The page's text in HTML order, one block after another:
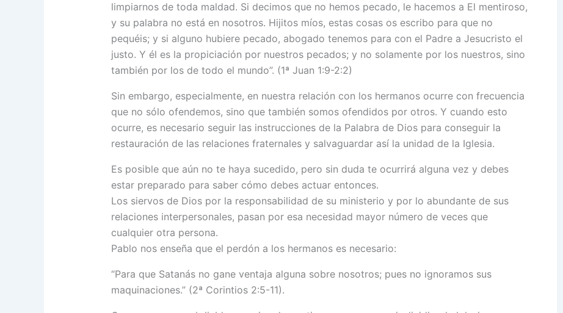
limpiarnos de toda maldad. Si decimos que no hemos pecado, le hacemos a El mentiroso,
y su palabra no está en nosotros. Hijitos míos, estas cosas os escribo para que no
pequéis; y si alguno hubiere pecado, abogado tenemos para con el Padre a Jesucristo el
justo. Y él es la propiciación por nuestros pecados; y no solamente por los nuestros, sino
también por los de todo el mundo”. (1ª Juan 1:9-2:2)
Sin embargo, especialmente, en nuestra relación con los hermanos ocurre con frecuencia
que no sólo ofendemos, sino que también somos ofendidos por otros. Y cuando esto
ocurre, es necesario seguir las instrucciones de la Palabra de Dios para conseguir la
restauración de las relaciones fraternales y salvaguardar así la unidad de la Iglesia.
Es posible que aún no te haya sucedido, pero sin duda te ocurrirá alguna vez y debes
estar preparado para saber cómo debes actuar entonces.
Los siervos de Dios por la responsabilidad de su ministerio y por lo abundante de sus
relaciones interpersonales, pasan por esa necesidad mayor número de veces que
cualquier otra persona.
Pablo nos enseña que el perdón a los hermanos es necesario:
“Para que Satanás no gane ventaja alguna sobre nosotros; pues no ignoramos sus
maquinaciones.” (2ª Corintios 2:5-11).